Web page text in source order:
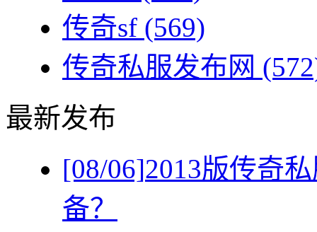
传奇sf (569)
传奇私服发布网
最新发布
[08/06]2013版传奇
备？